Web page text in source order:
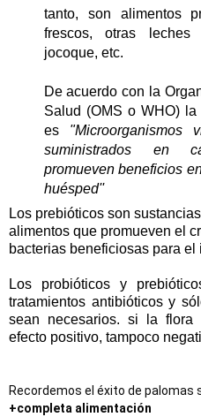
tanto, son alimentos
frescos, otras leches
jocoque, etc.
De acuerdo con la
Salud (OMS o WHO)
es "Microorganismos
suministrados en
promueven beneficios
huésped''
Los prebióticos son
alimentos que promueven el
bacterias beneficiosas para el
Los probióticos y
tratamientos antibióticos y
sean necesarios. si la
efecto positivo, tampoco
+completa alimentación